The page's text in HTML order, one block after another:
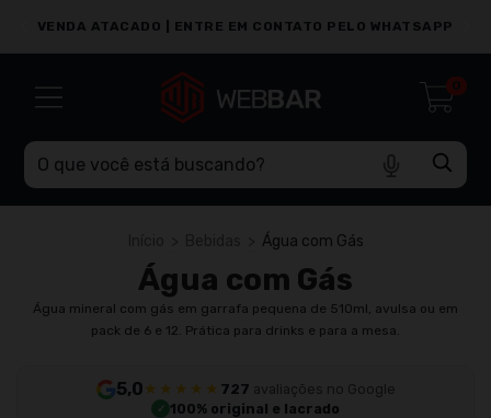
VENDA ATACADO | ENTRE EM CONTATO PELO WHATSAPP
0
Água com Gás
Água com Gás
Água mineral com gás em garrafa pequena de 510ml, avulsa ou em
pack de 6 e 12. Prática para drinks e para a mesa.
5,0★★★★★ 727 avaliações no Google
100% original e lacrado